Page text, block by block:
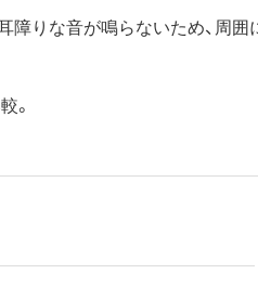
障りな音が鳴らないため、周囲
。